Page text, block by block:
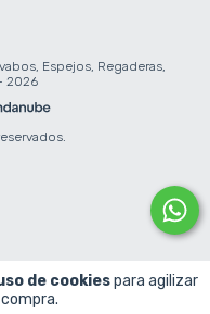
de cookiespara agilizar
Espejos, Regaderas,
2026